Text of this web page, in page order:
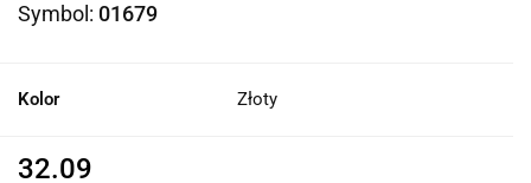
Symbol: 01679
Kolor Złoty
32.09